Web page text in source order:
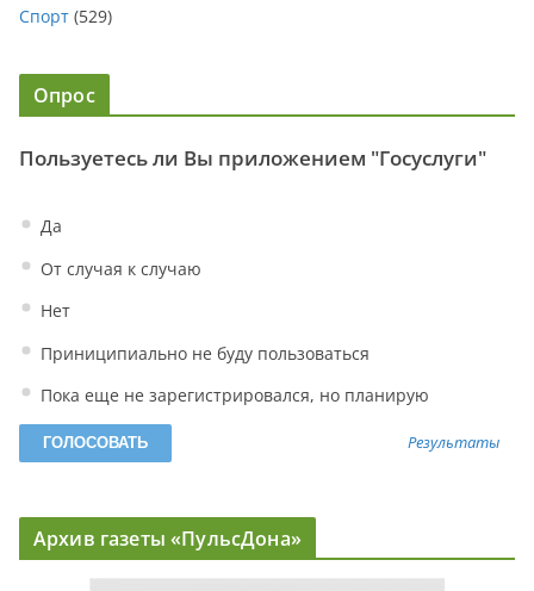
Спорт (529)
Опрос
Пользуетесь ли Вы приложением "Госуслуги"
Да
От случая к случаю
Нет
Приниципиально не буду пользоваться
Пока еще не зарегистрировался, но планирую
Результаты
Архив газеты «ПульсДона»